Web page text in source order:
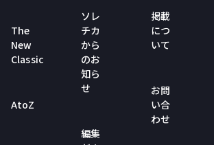
The
New
Classic
AtoZ
ソレ
チカ
から
のお
知ら
せ
編集
掲載
につ
いて
お問
い合
わせ